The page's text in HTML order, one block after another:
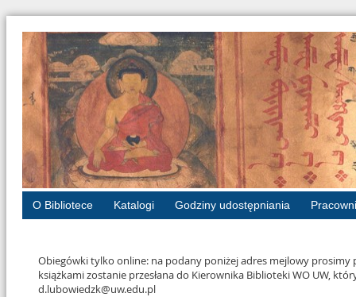
O Bibliotece Katalogi Godziny udostępniania
Obiegówki tylko online: na podany poniżej adres mejlowy prosimy
książkami zostanie przesłana do Kierownika Biblioteki WO UW,
d.lubowiedzk@uw.edu.pl